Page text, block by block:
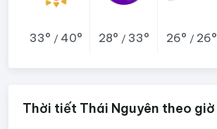
33° / 40° 28° / 33° 26° / 26°
Thời tiết Thái Nguyên theo giờ